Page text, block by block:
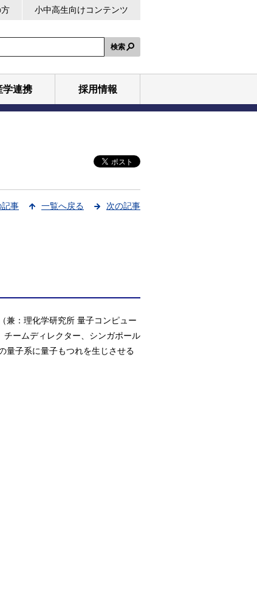
小中高生向けコンテンツ
検索
学連携 採用情報
記事 一覧へ戻る 次の記事
兼：理化学研究所 量子コンピュー
ームディレクター、シンガポール
量子系に量子もつれを生じさせる